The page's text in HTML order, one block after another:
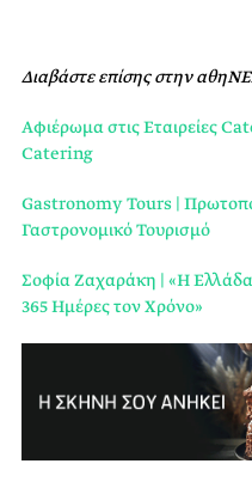
Διαβάστε επίσης στην
Αφιέρωμα στις Εταιρείες
Catering
Gastronomy Tours |
Γαστρονομικό Τουρισμό
Σοφία Ζαχαράκη | «Η Ελλάδα
365 Ημέρες τον Χρόνο»